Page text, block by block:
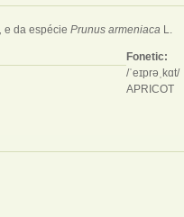
e da espécie Prunus armeniaca L.
Fonetic:
/ˈeɪprəˌkɑt/
APRICOT